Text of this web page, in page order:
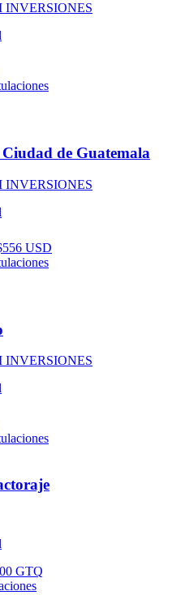
INVERSIONES
de Guatemala
INVERSIONES
USD
INVERSIONES
GTQ